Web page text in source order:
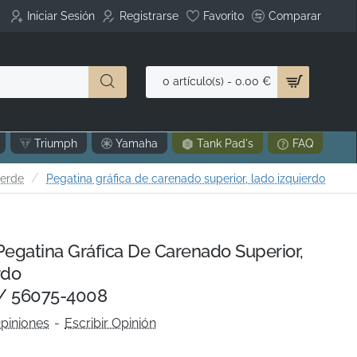
Iniciar Sesión Registrarse Favorito Comparar
0 artículo(s) - 0.00 €
Triumph Yamaha Tank Pad's FAQ
Pegatina gráfica de carenado superior, lado izquierdo
Gráfica De Carenado Superior,
56075-4008
- Escribir Opinión